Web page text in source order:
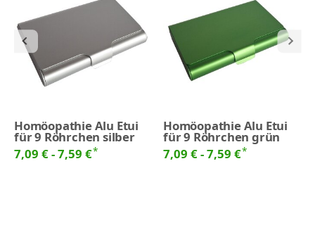
Homöopathie Alu Etui
für 9 Röhrchen silber
7,09 € -7,59 €*
Homöopathie Alu Etui
für 9 Röhrchen grün
7,09 € -7,59 €*